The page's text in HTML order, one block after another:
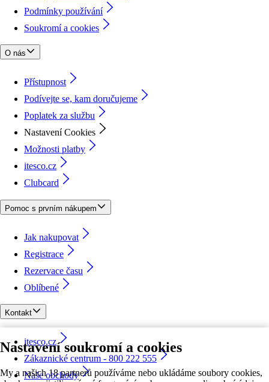
Nastavení soukromí a cookies
My a našich 18 partnerů používáme nebo ukládáme soubory cookies,
Podmínky používání
Soukromí a cookies
O nás
Přístupnost
Podívejte se, kam doručujeme
Poplatek za službu
Nastavení Cookies
Možnosti platby
itesco.cz
Clubcard
Pomoc s prvním nákupem
Jak nakupovat
Registrace
Rezervace času
Oblíbené
Kontakt
itesco.cz
Zákaznické centrum - 800 222 555
Naše obchody